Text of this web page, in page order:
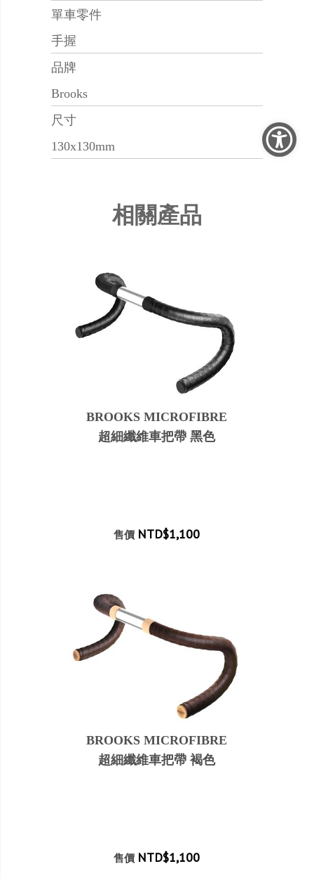
單車零件
手握
品牌
Brooks
尺寸
130x130mm
相關產品
BROOKS MICROFIBRE
超細纖維車把帶 黑色
售價 NTD$1,100
BROOKS MICROFIBRE
超細纖維車把帶 褐色
售價 NTD$1,100